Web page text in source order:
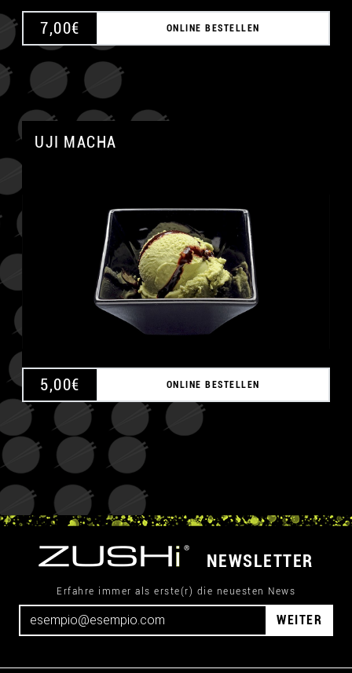
7,00€ ONLINE BESTELLEN
UJI MACHA
5,00€ ONLINE BESTELLEN
NEWSLETTER
Erfahre immer als erste(r) die neuesten News
WEITER